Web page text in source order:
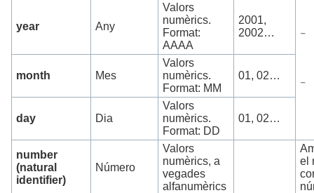
year Any
Valors
numèrics.
Format:
AAAA
2001,
2002…
month Mes
Valors
numèrics.
Format: MM
01, 02…
day Dia
Valors
numèrics.
Format: DD
01, 02…
number
(natural
identifier)
Número
Valors
numèrics, a
vegades
alfanumèrics
el